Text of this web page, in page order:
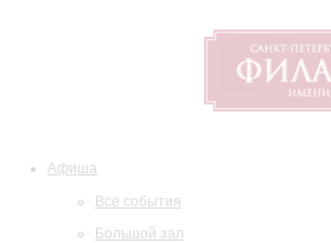
Афиша
Все события
Большой зал